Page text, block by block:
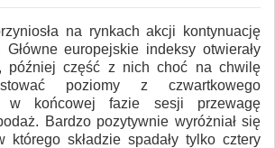
na rynkach akcji kontynuację
europejskie indeksy otwierały
później część z nich choć na chwilę
poziomy z czwartkowego
w końcowej fazie sesji przewagę
Bardzo pozytywnie wyróżniał się
którego składzie spadały tylko cztery